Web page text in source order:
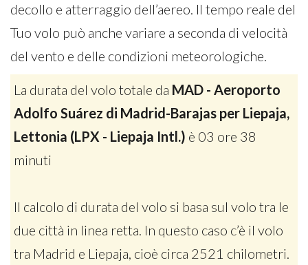
decollo e atterraggio dell’aereo. Il tempo reale del
Tuo volo può anche variare a seconda di velocità
del vento e delle condizioni meteorologiche.
La durata del volo totale da MAD - Aeroporto
Adolfo Suárez di Madrid-Barajas per Liepaja,
Lettonia (LPX - Liepaja Intl.) è 03 ore 38
minuti
Il calcolo di durata del volo si basa sul volo tra le
due città in linea retta. In questo caso c’è il volo
tra Madrid e Liepaja, cioè circa 2521 chilometri.